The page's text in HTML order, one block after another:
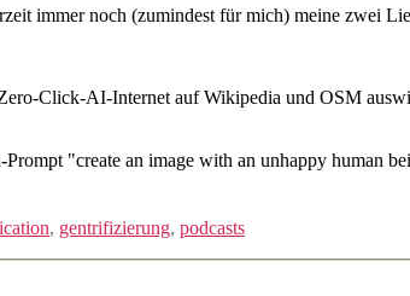
immer noch (zumindest für mich) meine zwei
Click-AI-Internet auf Wikipedia und OSM
, gentrifizierung, podcasts